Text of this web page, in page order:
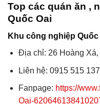
Top các quán ăn ,
Quốc Oai
Khu công nghiệp Quốc
Địa chỉ: 26 Hoàng
Liên hệ: 0915 515 137
Fanpage: https://
Oai-